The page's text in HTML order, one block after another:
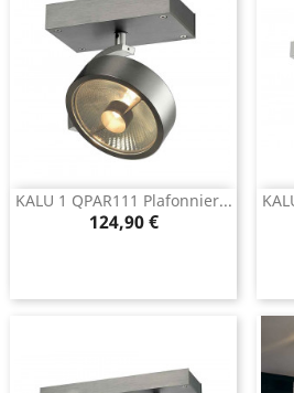
KALU 1 QPAR111 Plafonnier...
Prix
124,90 €